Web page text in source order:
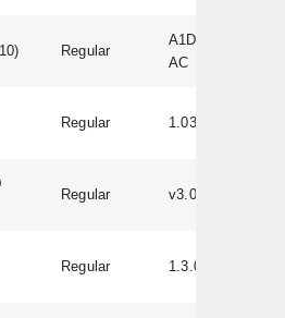
Regular
A1D-500-
AC
Regular 1.03
Regular v3.0.0.12
Regular 1.3.0